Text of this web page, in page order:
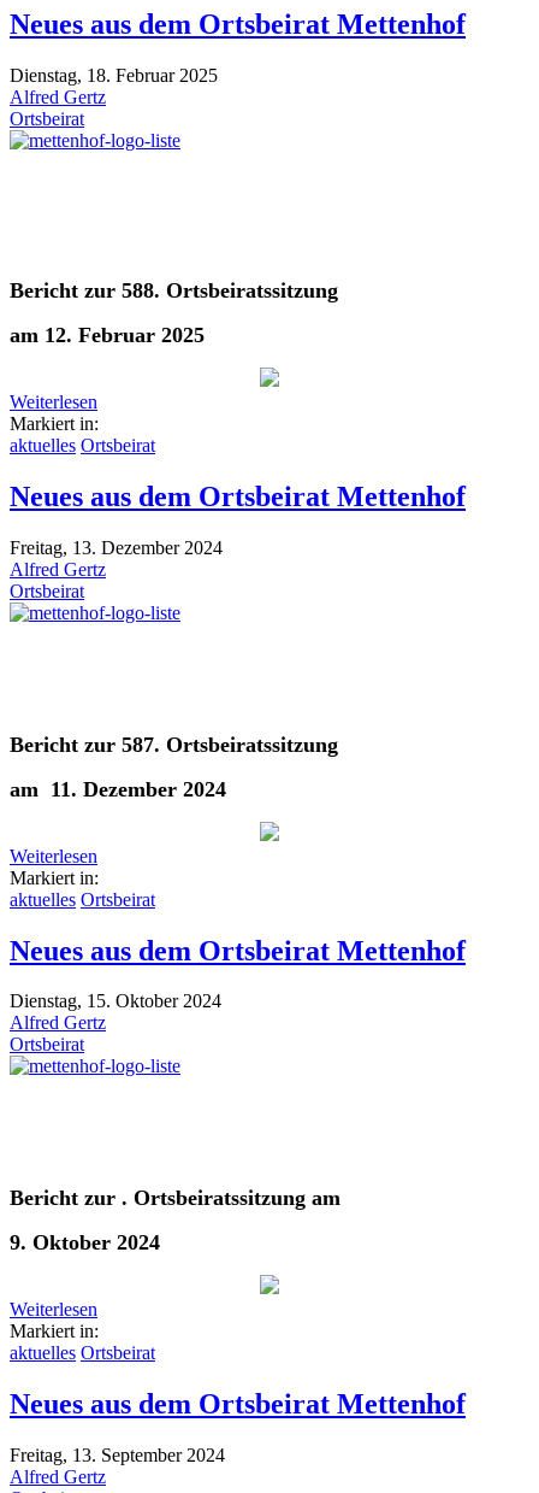
Neues aus dem Ortsbeirat Mettenhof
Dienstag, 18. Februar 2025
Alfred Gertz
Ortsbeirat
Bericht zur 588. Ortsbeiratssitzung
am 12. Februar 2025
Weiterlesen
Markiert in:
aktuelles Ortsbeirat
Neues aus dem Ortsbeirat Mettenhof
Freitag, 13. Dezember 2024
Alfred Gertz
Ortsbeirat
Bericht zur 587. Ortsbeiratssitzung
am 11. Dezember 2024
Weiterlesen
Markiert in:
aktuelles Ortsbeirat
Neues aus dem Ortsbeirat Mettenhof
Dienstag, 15. Oktober 2024
Alfred Gertz
Ortsbeirat
Bericht zur . Ortsbeiratssitzung am
9. Oktober 2024
Weiterlesen
Markiert in:
aktuelles Ortsbeirat
Neues aus dem Ortsbeirat Mettenhof
Freitag, 13. September 2024
Alfred Gertz